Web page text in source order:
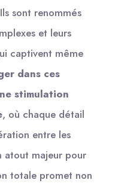
sont renommés
et leurs
captivent même
dans ces
stimulation
, où chaque détail
entre les
atout majeur pour
totale promet non